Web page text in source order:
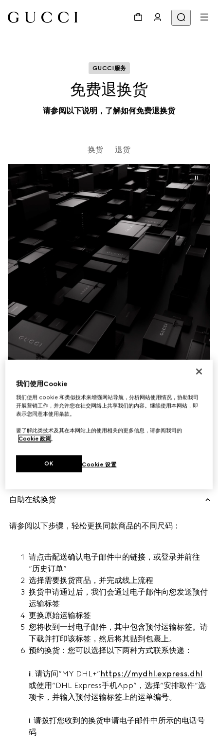
GUCCI服务
免费退换货
请参阅以下说明，了解如何免费退换货
换货 退货
自助在线换货
请参阅以下步骤，轻松更换同款商品的不同尺码：
请点击配送确认电子邮件中的链接，或登录并前往
“历史订单”
选择需要换货商品，并完成线上流程
换货申请通过后，我们会通过电子邮件向您发送预付
运输标签
更换原始运输标签
您将收到一封电子邮件，其中包含预付运输标签。请
下载并打印该标签，然后将其贴到包裹上。
预约换货：您可以选择以下两种方式联系快递：
ii. 请访问“MY DHL+”https://mydhl.express.dhl
或使用“DHL Express手机App”，选择“安排取件”选
项卡，并输入预付运输标签上的运单编号。
i. 请拨打您收到的换货申请电子邮件中所示的电话号
码
我们使用Cookie
我们使用 cookie 和类似技术来增强网站导航，分析网站使用情况，协助我司
开展营销工作，并允许您在社交网络上共享我们的内容。继续使用本网站，即
表示您同意本使用条款。
要了解此类技术及其在本网站上的使用相关的更多信息，请参阅我司的
Cookie 政策。
Cookie 设置
OK